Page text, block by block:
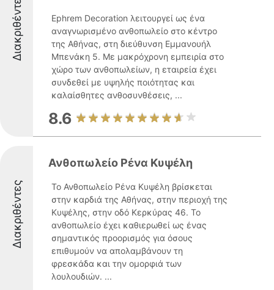
Διακριθέντες
Ephrem Decoration λειτουργεί ως ένα
αναγνωρισμένο ανθοπωλείο στο κέντρο
της Αθήνας, στη διεύθυνση Εμμανουήλ
Μπενάκη 5. Με μακρόχρονη εμπειρία στο
χώρο των ανθοπωλείων, η εταιρεία έχει
συνδεθεί με υψηλής ποιότητας και
καλαίσθητες ανθοσυνθέσεις, ...
8.6
Διακριθέντες
Ανθοπωλείο Ρένα Κυψέλη
Το Ανθοπωλείο Ρένα Κυψέλη βρίσκεται
στην καρδιά της Αθήνας, στην περιοχή της
Κυψέλης, στην οδό Κερκύρας 46. Το
ανθοπωλείο έχει καθιερωθεί ως ένας
σημαντικός προορισμός για όσους
επιθυμούν να απολαμβάνουν τη
φρεσκάδα και την ομορφιά των
λουλουδιών. ...